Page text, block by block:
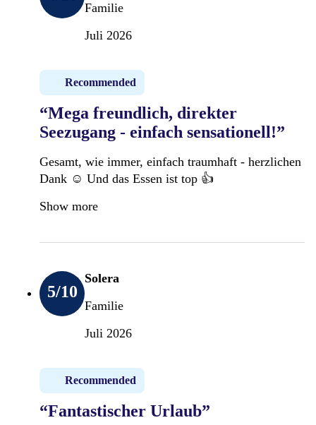
PersonalTraining*: maßgeschneidertes
Fitnessprogramm, individuell vom
PersonalTrainer konzipiert (zeitweise im Angebot)
Sportstainment
Soft- & Trendsport (ab 16 Jahren)
Beach-Volleyball
Spikeball
Darts
Wibit
ROBS sports
Sportstainment-Programme speziell für
Jugendliche von 13-15 Jahre
Biken
Gültig im Reisezeitraum Mai bis November
Familie
Juli 2026
Recommended
“Mega freundlich, direkter
Seezugang - einfach sensationell!”
Gesamt, wie immer, einfach traumhaft - herzlichen
Dank ☺️ Und das Essen ist top 👍
Show more
5/10
Solera
Familie
Juli 2026
Recommended
“Fantastischer Urlaub”